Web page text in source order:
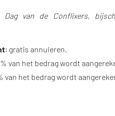
van de Conflixers,
: gratis annuleren.
van het bedrag wordt
van het bedrag wordt